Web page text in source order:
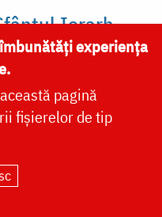
Ierarh
cel Milostiv,
Moldovei
Paraclis
experiența
pagină
fișierelor de tip